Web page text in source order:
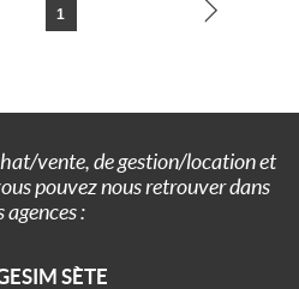
1
vente, de gestion/location et
pouvez nous retrouver dans
agences :
SÈTE